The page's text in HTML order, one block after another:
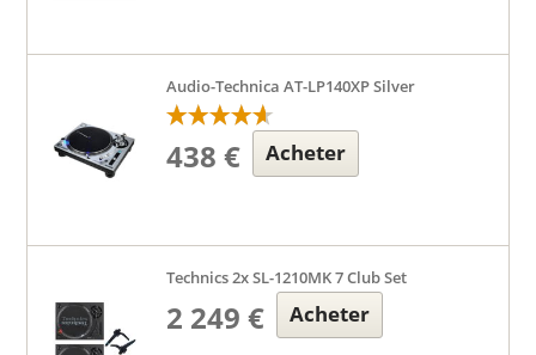
Audio-Technica AT-LP140XP Silver
438 € Acheter
Technics 2x SL-1210MK 7 Club Set
2 249 € Acheter